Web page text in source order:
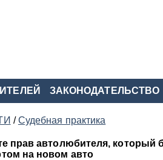
ЗАКОНОДАТЕЛЬСТВО
/Судебная практика
прав автолюбителя, который
на новом авто